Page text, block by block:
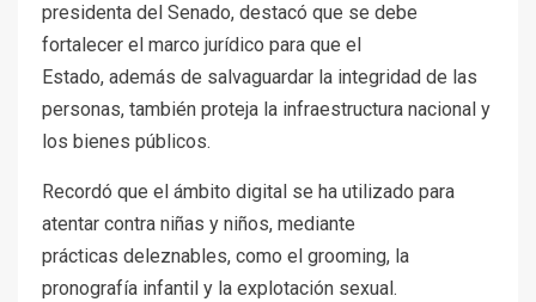
presidenta del Senado, destacó que se debe
fortalecer el marco jurídico para que el
Estado, además de salvaguardar la integridad de las
personas, también proteja la infraestructura nacional y
los bienes públicos.
Recordó que el ámbito digital se ha utilizado para
atentar contra niñas y niños, mediante
prácticas deleznables, como el grooming, la
pronografía infantil y la explotación sexual.